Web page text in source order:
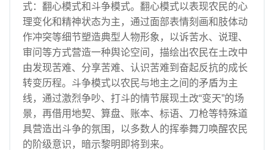
式：翻心模式和斗争模式。翻心模式以表现农民的心
理变化和精神状态为主，通过面部表情刻画和肢体动
作冲突等细节塑造典型人物形象，以诉苦水、说理、
审问等方式营造一种舆论空间，描绘出农民在土改中
由发现苦难、分享苦难、认识苦难到奋起反抗的成长
转变历程。斗争模式以农民与地主之间的矛盾为主
线，通过激烈争吵、打斗的情节展现土改“变天”的场
景，再借用地契、算盘、账本、标语、刀枪等特殊道
具营造出斗争的氛围，以多数人的挥拳舞刀唤醒农民
的阶级意识，暗示黎明即将到来。